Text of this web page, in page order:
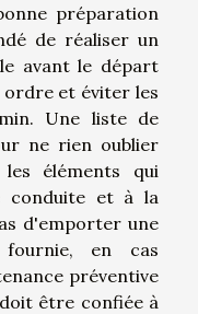
préparation
de réaliser un
avant le départ
et éviter les
Une liste de
ne rien oublier
les éléments qui
conduite et à la
d'emporter une
en cas
préventive
être confiée à